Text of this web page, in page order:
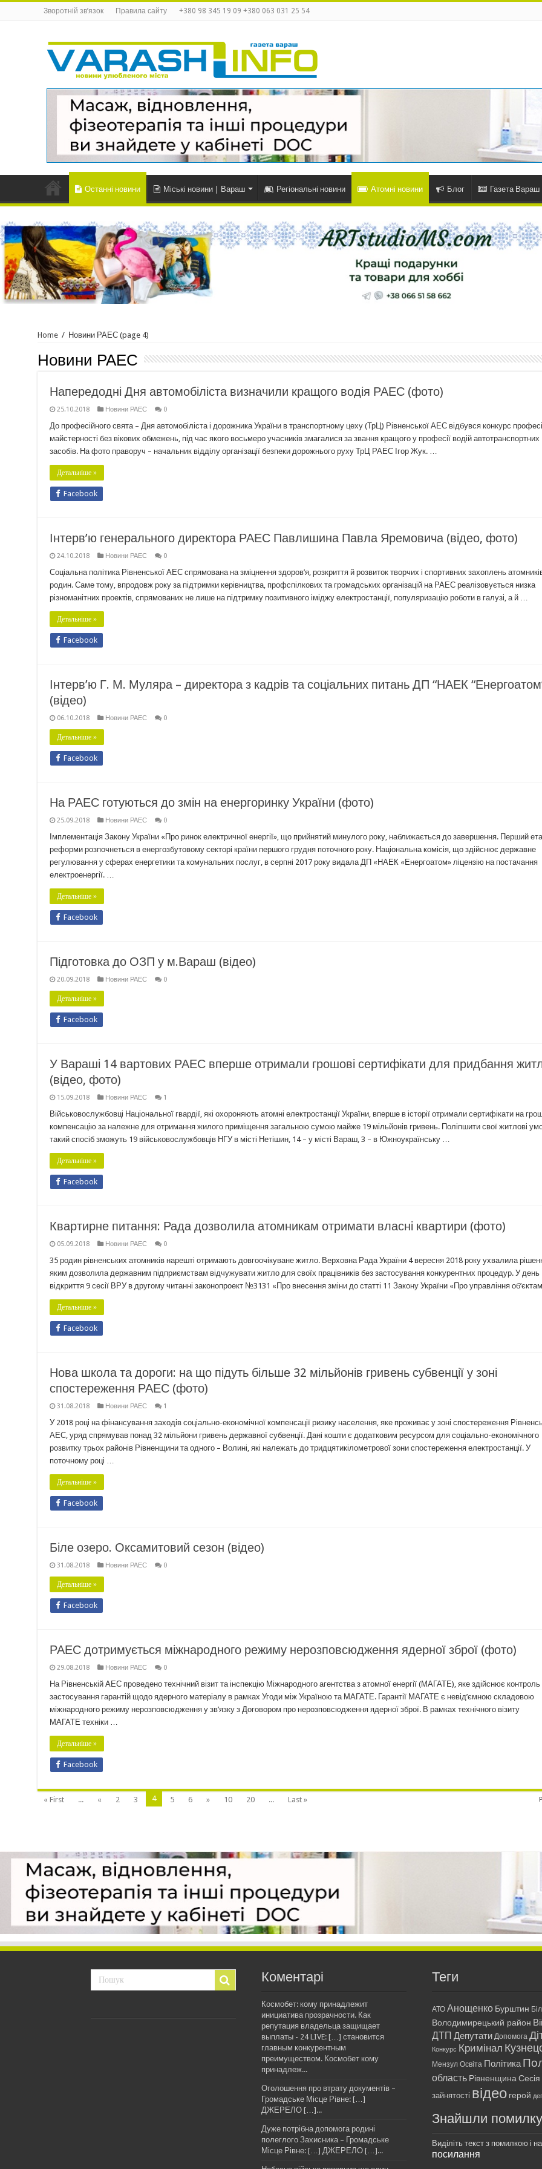
Зворотній зв’язок Правила сайту +380 98 345 19 09 +380 063 031 25 54
Останні новини Міські новини | Вараш Регіональні новини Атомні новини Блог Газета Вараш
Home / Новини РАЕС (page 4)
Новини РАЕС
Напередодні Дня автомобіліста визначили кращого водія РАЕС (фото)
25.10.2018 Новини РАЕС 0
До професійного свята – Дня автомобіліста і дорожника України в транспортному цеху (ТрЦ) Рівненської АЕС відбувся конкурс
майстерності без вікових обмежень, під час якого восьмеро учасників змагалися за звання кращого у професії водій автотранспортних
засобів. На фото праворуч – начальник відділу організації безпеки дорожнього руху ТрЦ РАЕС Ігор Жук. …
Детальніше »
Facebook
Інтерв’ю генерального директора РАЕС Павлишина Павла Яремовича (відео, фото)
24.10.2018 Новини РАЕС 0
Соціальна політика Рівненської АЕС спрямована на зміцнення здоров’я, розкриття й розвиток творчих і спортивних захоплень
родин. Саме тому, впродовж року за підтримки керівництва, профспілкових та громадських організацій на РАЕС реалізовується низка
різноманітних проектів, спрямованих не лише на підтримку позитивного іміджу електростанції, популяризацію роботи в галузі, а й …
Детальніше »
Facebook
Інтерв’ю Г. М. Муляра – директора з кадрів та соціальних питань ДП “НАЕК
(відео)
06.10.2018 Новини РАЕС 0
Детальніше »
Facebook
На РАЕС готуються до змін на енергоринку України (фото)
25.09.2018 Новини РАЕС 0
Імплементація Закону України «Про ринок електричної енергії», що прийнятий минулого року, наближається до завершення. Перший
реформи розпочнеться в енергозбутовому секторі країни першого грудня поточного року. Національна комісія, що здійснює державне
регулювання у сферах енергетики та комунальних послуг, в серпні 2017 року видала ДП «НАЕК «Енергоатом» ліцензію на постачання
електроенергії. …
Детальніше »
Facebook
Підготовка до ОЗП у м.Вараш (відео)
20.09.2018 Новини РАЕС 0
Детальніше »
Facebook
У Вараші 14 вартових РАЕС вперше отримали грошові сертифікати для придбання
(відео, фото)
15.09.2018 Новини РАЕС 1
Військовослужбовці Національної гвардії, які охороняють атомні електростанції України, вперше в історії отримали сертифікати на
компенсацію за належне для отримання жилого приміщення загальною сумою майже 19 мільйонів гривень. Поліпшити свої житлові
такий спосіб зможуть 19 військовослужбовців НГУ в місті Нетішин, 14 – у місті Вараш, 3 – в Южноукраїнську …
Детальніше »
Facebook
Квартирне питання: Рада дозволила атомникам отримати власні квартири (фото)
05.09.2018 Новини РАЕС 0
35 родин рівненських атомників нарешті отримають довгоочікуване житло. Верховна Рада України 4 вересня 2018 року ухвалила
яким дозволила державним підприємствам відчужувати житло для своїх працівників без застосування конкурентних процедур. У день
відкриття 9 сесії ВРУ в другому читанні законопроект №3131 «Про внесення зміни до статті 11 Закону України «Про управління
Детальніше »
Facebook
Нова школа та дороги: на що підуть більше 32 мільйонів гривень субвенції у зоні
спостереження РАЕС (фото)
31.08.2018 Новини РАЕС 1
У 2018 році на фінансування заходів соціально-економічної компенсації ризику населення, яке проживає у зоні спостереження
АЕС, уряд спрямував понад 32 мільйони гривень державної субвенції. Дані кошти є додатковим ресурсом для соціально-економічного
розвитку трьох районів Рівненщини та одного – Волині, які належать до тридцятикілометрової зони спостереження електростанції. У
поточному році …
Детальніше »
Facebook
Біле озеро. Оксамитовий сезон (відео)
31.08.2018 Новини РАЕС 0
Детальніше »
Facebook
РАЕС дотримується міжнародного режиму нерозповсюдження ядерної зброї (фото)
29.08.2018 Новини РАЕС 0
На Рівненській АЕС проведено технічний візит та інспекцію Міжнародного агентства з атомної енергії (МАГАТЕ), яке здійснює контроль
застосування гарантій щодо ядерного матеріалу в рамках Угоди між Україною та МАГАТЕ. Гарантії МАГАТЕ є невід’ємною складовою
міжнародного режиму нерозповсюдження у зв’язку з Договором про нерозповсюдження ядерної зброї. В рамках технічного візиту
МАГАТЕ техніки …
Детальніше »
Facebook
« First ... « 2 3 4 5 6 » 10 20 ... Last »
Коментарі
Космобет: кому принадлежит
инициатива прозрачности. Как
репутация владельца защищает
выплаты - 24 LIVE: […] становится
главным конкурентным
преимуществом. Космобет кому
принадлеж...
Оголошення про втрату документів –
Громадське Місце Рівне: […]
ДЖЕРЕЛО […]...
Дуже потрібна допомога родині
полеглого Захисника – Громадське
Місце Рівне: […] ДЖЕРЕЛО […]...
Теги
АТО Анощенко Бурштин
Володимирецький район
ДТП Депутати Допомога
Конкурс Кримінал
Мензул Освіта Політика
область Рівненщина Сесія
зайнятості відео герой
Знайшли
Виділіть текст з помилкою і
посилання